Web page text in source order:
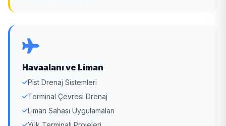
Havaalanı ve Liman
Pist Drenaj Sistemleri
Terminal Çevresi Drenaj
Liman Sahası Uygulamaları